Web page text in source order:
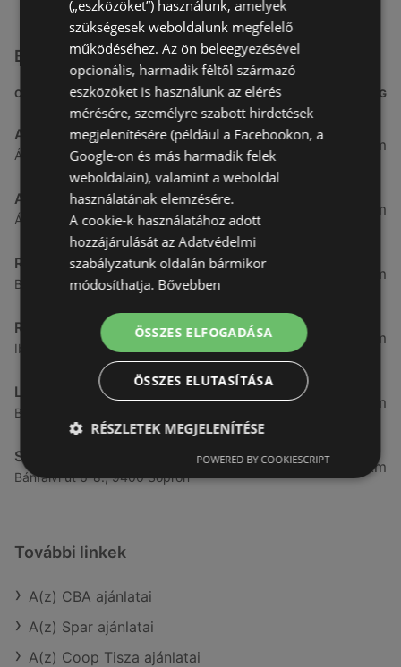
Egyéb Szupermarketek üzletek a közelben
CÍM TÁVOLSÁG
Aldi
Ágfalvi út 4/A., 9400 Sopron
3,26 km
ALDI
Ágfalvi út 4/a, 9400 Sopron
3,26 km
Reál
Besenyő u. 16., 9400 Sopron
3,32 km
Reál
Ibolya út 15., 9400 Sopron
3,41 km
Lidl
Bánfalvi út 12. 12, 9400 Sopron
3,59 km
Spar
Bánfalvi út 6-8., 9400 Sopron
3,8 km
További linkek
A(z) CBA ajánlatai
A(z) Spar ajánlatai
A(z) Coop Tisza ajánlatai
(„eszközöket”) használunk, amelyek
szükségesek weboldalunk megfelelő
működéséhez. Az ön beleegyezésével
opcionális, harmadik féltől származó
eszközöket is használunk az elérés
mérésére, személyre szabott hirdetések
megjelenítésére (például a Facebookon, a
Google-on és más harmadik felek
weboldalain), valamint a weboldal
használatának elemzésére.
A cookie-k használatához adott
hozzájárulását az Adatvédelmi
szabályzatunk oldalán bármikor
módosíthatja. Bővebben
ÖSSZES ELFOGADÁSA
ÖSSZES ELUTASÍTÁSA
RÉSZLETEK MEGJELENÍTÉSE
POWERED BY COOKIESCRIPT